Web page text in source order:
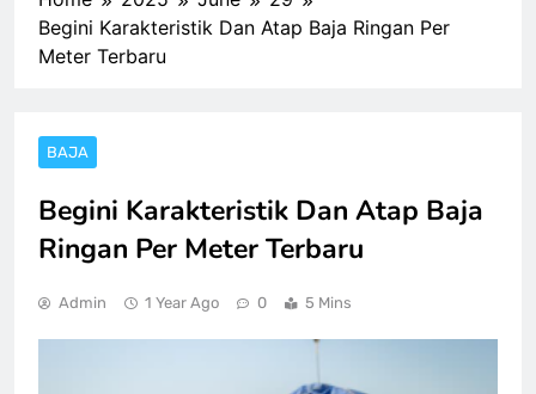
Begini Karakteristik Dan Atap Baja Ringan Per
Meter Terbaru
BAJA
Begini Karakteristik Dan Atap Baja
Ringan Per Meter Terbaru
Admin 1 Year Ago 0 5 Mins